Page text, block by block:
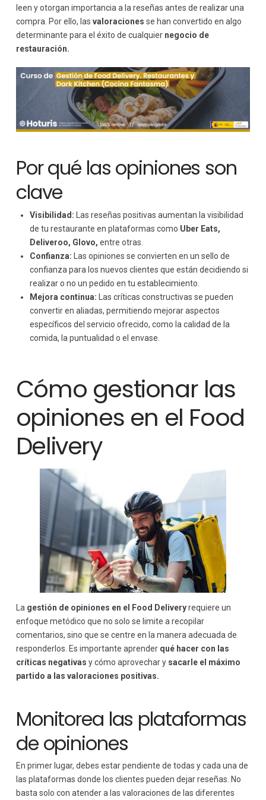
leen y otorgan importancia a la reseñas antes de realizar una
compra. Por ello, las valoraciones se han convertido en algo
determinante para el éxito de cualquier negocio de
restauración.
Por qué las opiniones son
clave
Visibilidad: Las reseñas positivas aumentan la visibilidad
de tu restaurante en plataformas como Uber Eats,
Deliveroo, Glovo, entre otras.
Confianza: Las opiniones se convierten en un sello de
confianza para los nuevos clientes que están decidiendo si
realizar o no un pedido en tu establecimiento.
Mejora continua: Las críticas constructivas se pueden
convertir en aliadas, permitiendo mejorar aspectos
específicos del servicio ofrecido, como la calidad de la
comida, la puntualidad o el envase.
Cómo gestionar las
opiniones en el Food
Delivery
La gestión de opiniones en el Food Deliveryrequiere un
enfoque metódico que no solo se limite a recopilar
comentarios, sino que se centre en la manera adecuada de
responderlos. Es importante aprender qué hacer con las
críticas negativas y cómo aprovechar y sacarle el máximo
partido a las valoraciones positivas.
Monitorea las plataformas
de opiniones
En primer lugar, debes estar pendiente de todas y cada una de
las plataformas donde los clientes pueden dejar reseñas. No
basta solo con atender a las valoraciones de las diferentes